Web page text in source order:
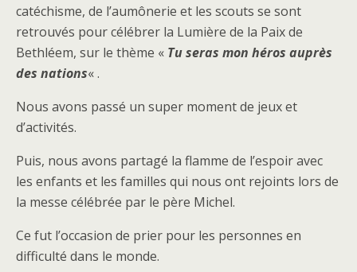
catéchisme, de l’aumônerie et les scouts se sont
retrouvés pour célébrer la Lumière de la Paix de
Bethléem, sur le thème « Tu seras mon héros auprès
des nations« .
Nous avons passé un super moment de jeux et
d’activités.
Puis, nous avons partagé la flamme de l’espoir avec
les enfants et les familles qui nous ont rejoints lors de
la messe célébrée par le père Michel.
Ce fut l’occasion de prier pour les personnes en
difficulté dans le monde.